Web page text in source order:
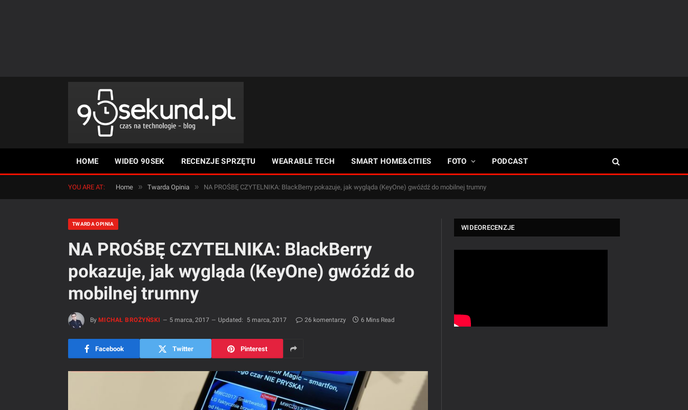
HOME WIDEO 90SEK RECENZJE SPRZĘTU WEARABLE TECH SMART HOME&CITIES FOTO PODCAST
YOU ARE AT: Home » Twarda Opinia » NA PROŚBĘ CZYTELNIKA: BlackBerry pokazuje, jak wygląda (KeyOne) gwóźdź do mobilnej trumny
TWARDA OPINIA
NA PROŚBĘ CZYTELNIKA: BlackBerry
pokazuje, jak wygląda (KeyOne) gwóźdź do
mobilnej trumny
By MICHAŁ BROŻYŃSKI 5 marca, 2017 Updated: 5 marca, 2017 26 komentarzy 6 Mins Read
Facebook Twitter Pinterest
WIDEORECENZJE